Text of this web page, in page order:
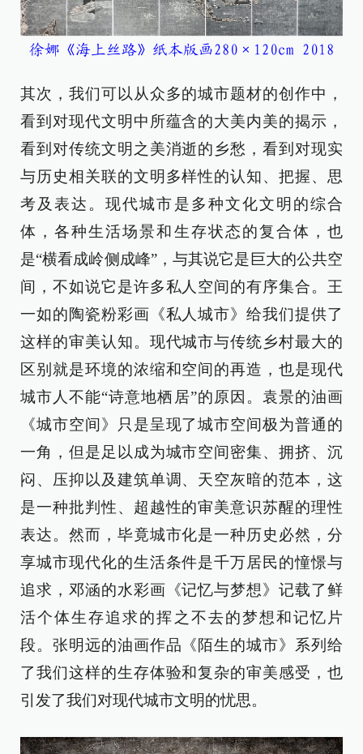
徐娜《海上丝路》纸本版画280×120cm 2018
其次，我们可以从众多的城市题材的创作中，
看到对现代文明中所蕴含的大美内美的揭示，
看到对传统文明之美消逝的乡愁，看到对现实
与历史相关联的文明多样性的认知、把握、思
考及表达。现代城市是多种文化文明的综合
体，各种生活场景和生存状态的复合体，也
是“横看成岭侧成峰”，与其说它是巨大的公共空
间，不如说它是许多私人空间的有序集合。王
一如的陶瓷粉彩画《私人城市》给我们提供了
这样的审美认知。现代城市与传统乡村最大的
区别就是环境的浓缩和空间的再造，也是现代
城市人不能“诗意地栖居”的原因。袁景的油画
《城市空间》只是呈现了城市空间极为普通的
一角，但是足以成为城市空间密集、拥挤、沉
闷、压抑以及建筑单调、天空灰暗的范本，这
是一种批判性、超越性的审美意识苏醒的理性
表达。然而，毕竟城市化是一种历史必然，分
享城市现代化的生活条件是千万居民的憧憬与
追求，邓涵的水彩画《记忆与梦想》记载了鲜
活个体生存追求的挥之不去的梦想和记忆片
段。张明远的油画作品《陌生的城市》系列给
了我们这样的生存体验和复杂的审美感受，也
引发了我们对现代城市文明的忧思。